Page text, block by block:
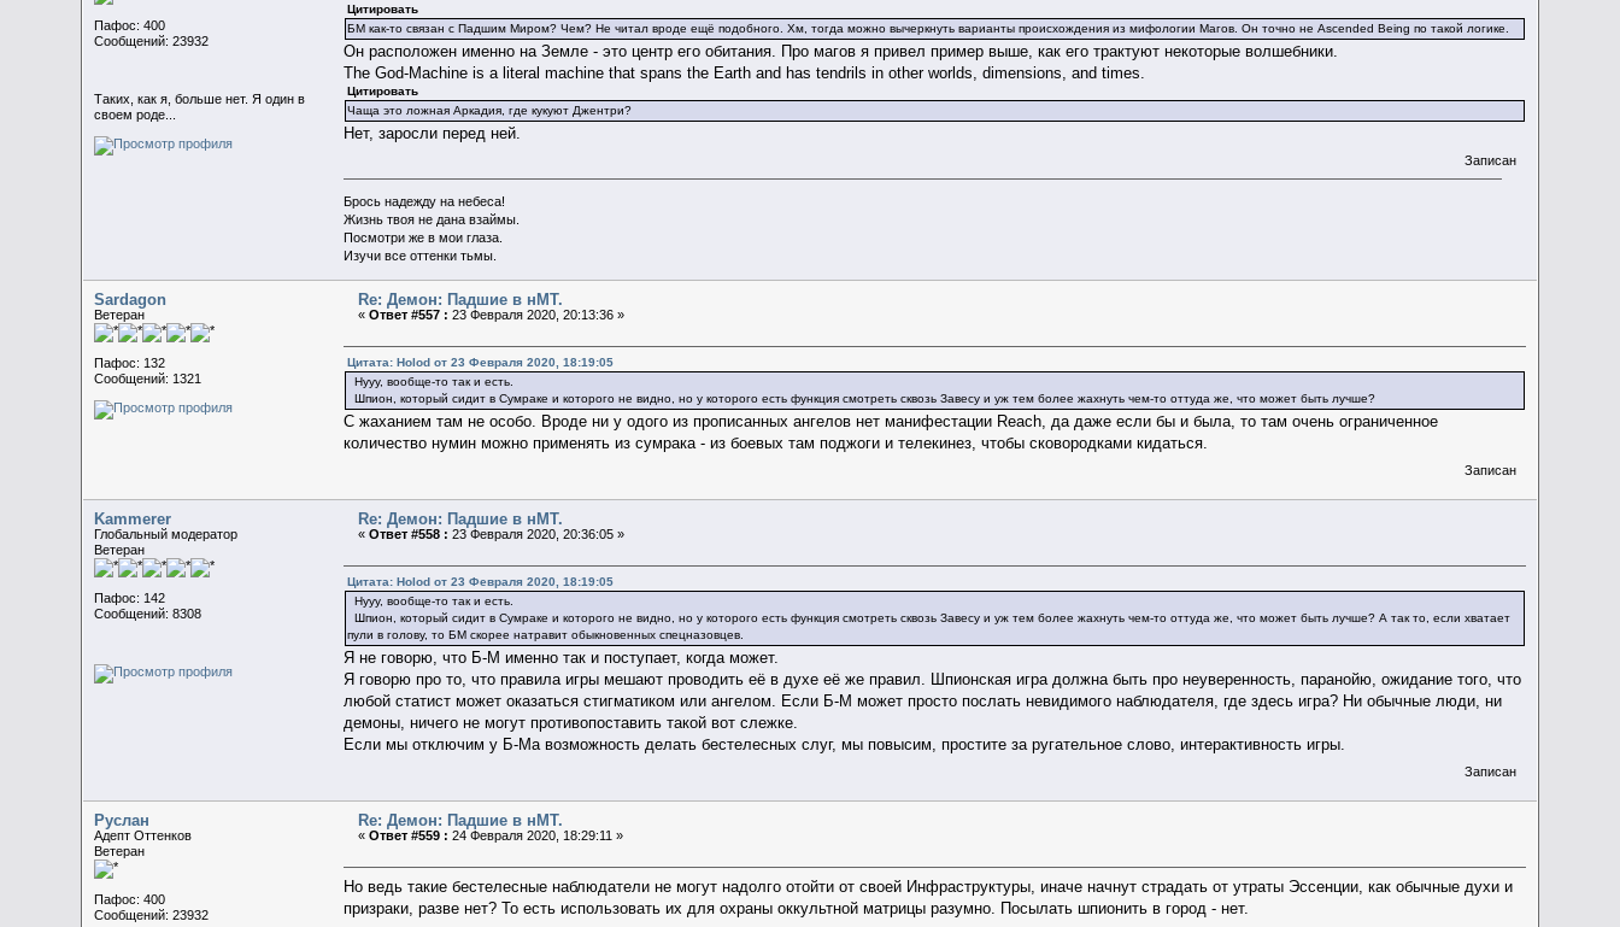
Пафос: 400
Сообщений: 23932
Таких, как я, больше нет. Я один в
своем роде...
Цитировать
БМ как-то связан с Падшим Миром? Чем? Не читал вроде ещё подобного. Хм, тогда можно вычеркнуть варианты происхождения из мифологии Магов. Он точно не Ascended Being по такой логике.
Он расположен именно на Земле - это центр его обитания. Про магов я привел пример выше, как его трактуют некоторые волшебники.
The God-Machine is a literal machine that spans the Earth and has tendrils in other worlds, dimensions, and times.
Цитировать
Чаща это ложная Аркадия, где кукуют Джентри?
Нет, заросли перед ней.
Записан
Брось надежду на небеса!
Жизнь твоя не дана взаймы.
Посмотри же в мои глаза.
Изучи все оттенки тьмы.
Sardagon
Ветеран
Пафос: 132
Сообщений: 1321
Re: Демон: Падшие в нМТ.
«Ответ #557 : 23 Февраля 2020, 20:13:36 »
Цитата: Holod от 23 Февраля 2020, 18:19:05
Нууу, вообще-то так и есть.
Шпион, который сидит в Сумраке и которого не видно, но у которого есть функция смотреть сквозь Завесу и уж тем более жахнуть чем-то оттуда же, что может быть лучше?
С жаханием там не особо. Вроде ни у одого из прописанных ангелов нет манифестации Reach, да даже если бы и была, то там очень ограниченное
количество нумин можно применять из сумрака - из боевых там поджоги и телекинез, чтобы сковородками кидаться.
Записан
Kammerer
Глобальный модератор
Ветеран
Пафос: 142
Сообщений: 8308
Re: Демон: Падшие в нМТ.
«Ответ #558 : 23 Февраля 2020, 20:36:05 »
Цитата: Holod от 23 Февраля 2020, 18:19:05
Нууу, вообще-то так и есть.
Шпион, который сидит в Сумраке и которого не видно, но у которого есть функция смотреть сквозь Завесу и уж тем более жахнуть чем-то оттуда же, что может быть лучше? А так то, если хватает
пули в голову, то БМ скорее натравит обыкновенных спецназовцев.
Я не говорю, что Б-М именно так и поступает, когда может.
Я говорю про то, что правила игры мешают проводить её в духе её же правил. Шпионская игра должна быть про неуверенность, паранойю, ожидание того, что
любой статист может оказаться стигматиком или ангелом. Если Б-М может просто послать невидимого наблюдателя, где здесь игра? Ни обычные люди, ни
демоны, ничего не могут противопоставить такой вот слежке.
Если мы отключим у Б-Ма возможность делать бестелесных слуг, мы повысим, простите за ругательное слово, интерактивность игры.
Записан
Руслан
Адепт Оттенков
Ветеран
Пафос: 400
Сообщений: 23932
Re: Демон: Падшие в нМТ.
«Ответ #559 : 24 Февраля 2020, 18:29:11 »
Но ведь такие бестелесные наблюдатели не могут надолго отойти от своей Инфраструктуры, иначе начнут страдать от утраты Эссенции, как обычные духи и
призраки, разве нет? То есть использовать их для охраны оккультной матрицы разумно. Посылать шпионить в город - нет.